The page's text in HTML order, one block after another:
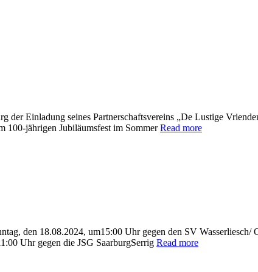
Einladung seines Partnerschaftsvereins „De Lustige
100-jährigen Jubiläumsfest im SommerRead more
den 18.08.2024, um15:00 Uhr gegen den SV
Uhr gegen die JSG SaarburgSerrig Read more